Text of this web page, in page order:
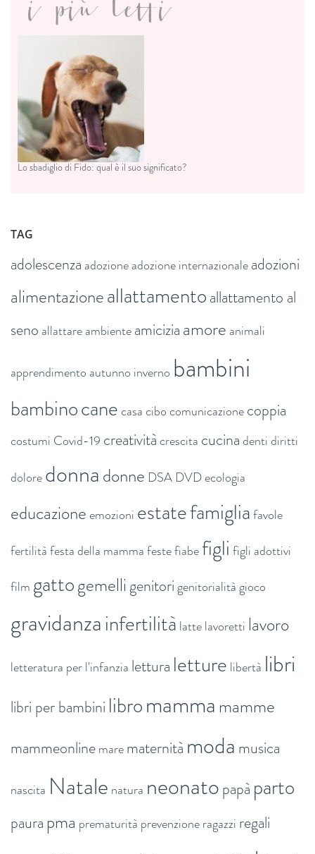
i più letti
Lo sbadiglio di Fido: qual è il suo significato?
TAG
adolescenza adozioneadozione internazionaleadozioni
alimentazioneallattamentoallattamento al
seno allattareambienteamiciziaamore animali
apprendimento autunno inverno bambini
bambinocanecasacibocomunicazionecoppia
costumi Covid-19 creativitàcrescita cucinadentidiritti
doloredonnadonne DSA DVDecologia
educazioneemozioni estatefamigliafavole
fertilitàfesta della mammafestefiabefigli figli adottivi
film gattogemelligenitorigenitorialitàgioco
gravidanzainfertilità lattelavoretti lavoro
letteratura per l'infanzia lettura letture libertà libri
libri per bambini libromamma mamme
mammeonlinemarematernità moda musica
nascita Natale natura neonatopapà parto
paura pma prematurità prevenzioneragazzi regali